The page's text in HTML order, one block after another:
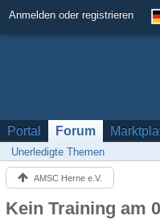
Anmelden oder registrieren
Portal Forum
Unerledigte Themen
AMSC Herne e.V.
Kein Training am